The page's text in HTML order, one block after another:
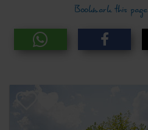
Bookmark this page